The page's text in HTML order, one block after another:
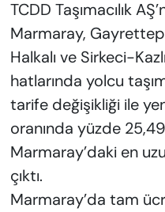
TCDD Taşımacılık
Marmaray,
Halkalı ve Sirkeci-
hatlarında yolcu
tarife değişikliği ile
oranında yüzde
Marmaray’daki en
çıktı.
Marmaray’da tam